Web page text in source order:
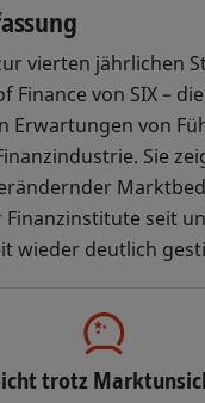
Vertrauen
in die
Entwicklung.
sich die
und
Rahmen
konzentrieren
weiterhin
und sind bereit,
zeigen, dass die
der globalen
vierten jährlichen
Finance von SIX –
Erwartungen von
Sie
seit
wieder deutlich
trotz